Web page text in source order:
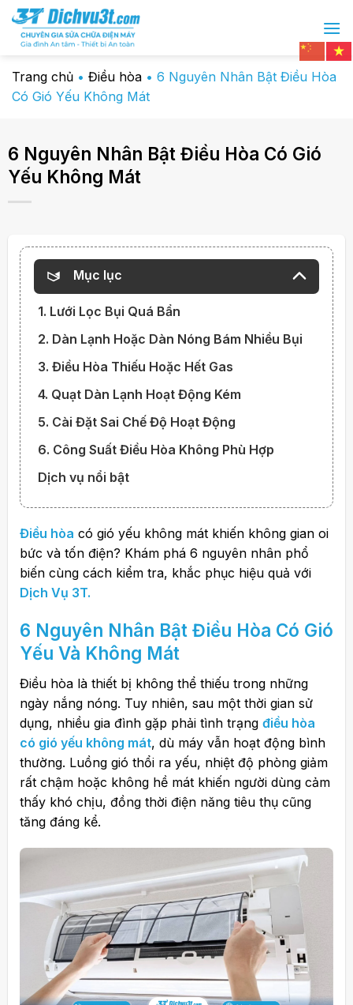
Chuyển
đến
dung
Trang chủ • Điều hòa • 6 Nguyên Nhân Bật Điều Hòa
Có Gió Yếu Không Mát
6 Nguyên Nhân Bật Điều Hòa Có Gió
Yếu Không Mát
Mục lục
1. Lưới Lọc Bụi Quá Bẩn
2. Dàn Lạnh Hoặc Dàn Nóng Bám Nhiều Bụi
3. Điều Hòa Thiếu Hoặc Hết Gas
4. Quạt Dàn Lạnh Hoạt Động Kém
5. Cài Đặt Sai Chế Độ Hoạt Động
6. Công Suất Điều Hòa Không Phù Hợp
Dịch vụ nổi bật
Điều hòa có gió yếu không mát khiến không gian oi
bức và tốn điện? Khám phá 6 nguyên nhân phổ
biến cùng cách kiểm tra, khắc phục hiệu quả với
Dịch Vụ 3T.
6 Nguyên Nhân Bật Điều Hòa Có Gió
Yếu Và Không Mát
Điều hòa là thiết bị không thể thiếu trong những
ngày nắng nóng. Tuy nhiên, sau một thời gian sử
dụng, nhiều gia đình gặp phải tình trạng điều hòa
có gió yếu không mát, dù máy vẫn hoạt động bình
thường. Luồng gió thổi ra yếu, nhiệt độ phòng giảm
rất chậm hoặc không hề mát khiến người dùng cảm
thấy khó chịu, đồng thời điện năng tiêu thụ cũng
tăng đáng kể.